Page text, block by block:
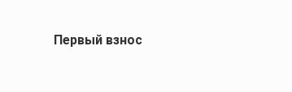
Первый взнос